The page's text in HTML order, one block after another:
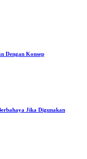
Dengan Konsep
Jika Digunakan